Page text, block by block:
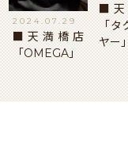
2024.07.29
■天満橋店
「OMEGA」
■天
「
ヤー」